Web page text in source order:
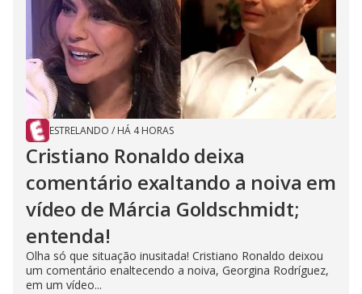
ESTRELANDO / HÁ 4 HORAS
Cristiano Ronaldo deixa
comentário exaltando a noiva em
vídeo de Márcia Goldschmidt;
entenda!
Olha só que situação inusitada! Cristiano Ronaldo deixou
um comentário enaltecendo a noiva, Georgina Rodríguez,
em um vídeo...